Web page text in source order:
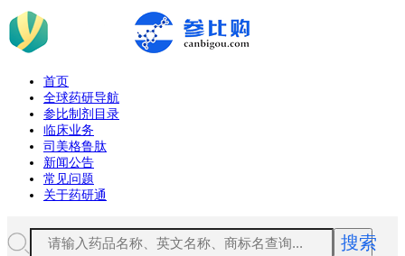
首页
全球药研导航
参比制剂目录
临床业务
司美格鲁肽
新闻公告
常见问题
关于药研通
搜索